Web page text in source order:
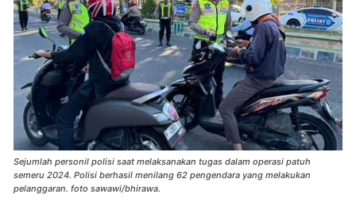
Sejumlah personil polisi saat melaksanakan tugas dalam operasi patuh
semeru 2024. Polisi berhasil menilang 62 pengendara yang melakukan
pelanggaran. foto sawawi/bhirawa.